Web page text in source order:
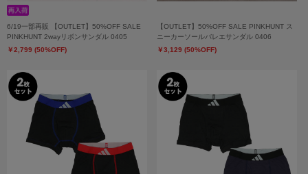
6/19一部再販 【OUTLET】50%OFF SALE
PINKHUNT 2wayリボンサンダル 0405
￥2,799 (50%OFF)
【OUTLET】50%OFF SALE PINKHUNT ス
ニーカーソールバレエサンダル 0406
￥3,129 (50%OFF)